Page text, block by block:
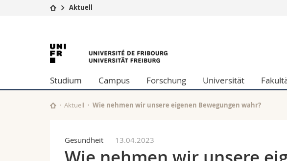
Studium
Campus
Universität
Weiterbildung
Theologische Fak.
Philosophische Fak.
Fak. für Erziehungs- und
Math.-Nat. und Med. Fak.
Interfakultär
Aktuell
University
of
Fribourg
Studium Campus Forschung Universität
Aktuell Wie nehmen wir unsere eigenen Bewegungen wahr?
Gesundheit 13.04.2023